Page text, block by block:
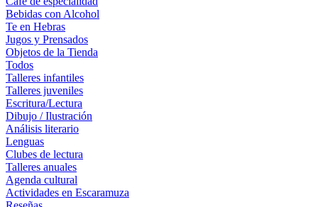
Bebidas con Alcohol
Te en Hebras
Jugos y Prensados
Objetos de la Tienda
Todos
Talleres infantiles
Talleres juveniles
Escritura/Lectura
Dibujo / Ilustración
Análisis literario
Lenguas
Clubes de lectura
Talleres anuales
Agenda cultural
Actividades en Escaramuza